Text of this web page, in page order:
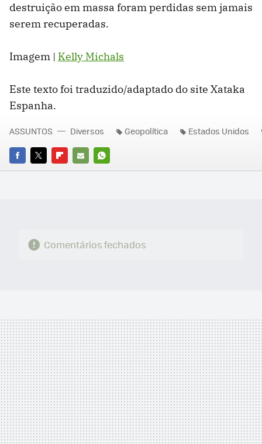
destruição em massa foram perdidas sem jamais
serem recuperadas.
Imagem | Kelly Michals
Este texto foi traduzido/adaptado do site Xataka
Espanha.
FACEBOOK
TWITTERFLIPBOARD
E-
WHATSAPP
ASSUNTOS Diversos Geopolítica Estados Unidos
Comentários fechados